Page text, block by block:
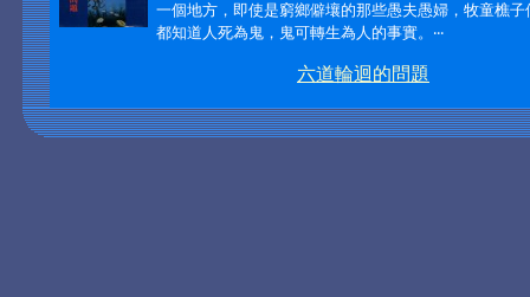
一個地方，即使是窮鄉僻壤的那些愚夫愚婦，牧童樵子
都知道人死為鬼，鬼可轉生為人的事實。 ‧‧‧
六道輪迴的問題